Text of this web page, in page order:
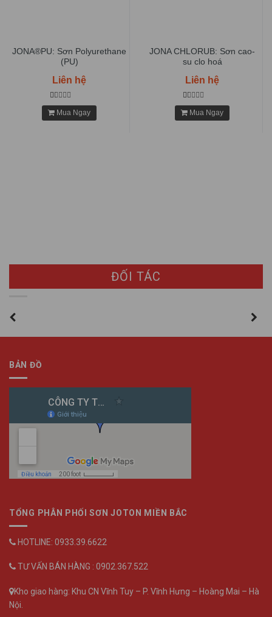
JONA®PU: Sơn Polyurethane
(PU)
Liên hệ
Mua Ngay
JONA CHLORUB: Sơn cao-
su clo hoá
Liên hệ
Mua Ngay
ĐỐI TÁC
BẢN ĐỒ
TỔNG PHÂN PHỐI SƠN JOTON MIỀN BẮC
HOTLINE: 0933.39.6622
TƯ VẤN BÁN HÀNG : 0902.367.522
Kho giao hàng: Khu CN Vĩnh Tuy – P. Vĩnh Hưng – Hoàng Mai – Hà
Nội.